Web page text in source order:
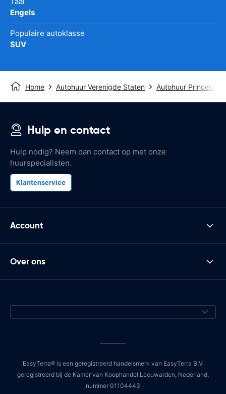
Engels
Populaire autoklasse
SUV
Home Autohuur Verenigde Staten Autohuur Princeton
Hulp en contact
Hulp nodig? Neem dan contact op met onze
huurspecialisten.
Klantenservice
Account
Over ons
EasyTerra® is een geregistreerd handelsmerk van EasyTerra B.V.
geregistreerd bij de Kamer van Koophandel Leeuwarden, Nederland,
nummer 01104443